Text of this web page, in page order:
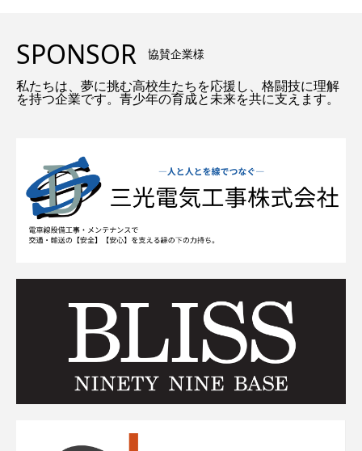
SPONSOR 協賛企業様
私たちは、夢に挑む高校生たちを応援し、格闘技に理解
を持つ企業です。青少年の育成と未来を共に支えます。